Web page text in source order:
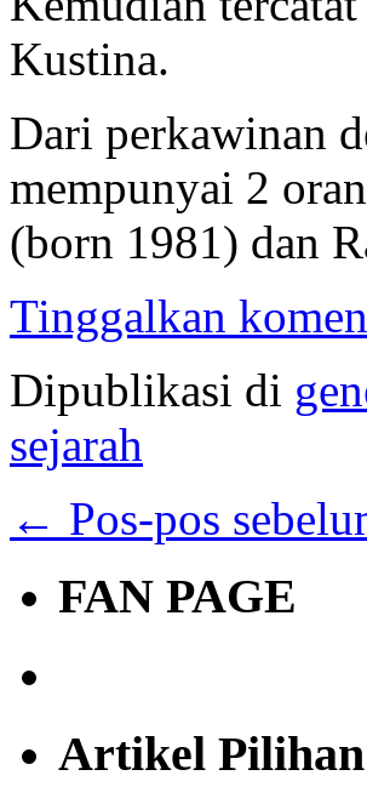
Kustina.
Dari perkawinan
mempunyai 2
(born 1981) dan
Tinggalkan
Dipublikasi di
sejarah
← Pos-pos
FAN PAGE
Artikel Pilihan